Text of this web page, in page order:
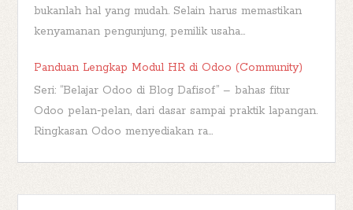
bukanlah hal yang mudah. Selain harus memastikan
kenyamanan pengunjung, pemilik usaha...
Panduan Lengkap Modul HR di Odoo (Community)
Seri: “Belajar Odoo di Blog Dafisof” – bahas fitur
Odoo pelan‑pelan, dari dasar sampai praktik lapangan.
Ringkasan Odoo menyediakan ra...